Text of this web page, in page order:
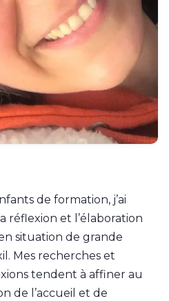
de formation, j’ai
réflexion et l’élaboration
situation de grande
Mes recherches et
tendent à affiner au
de l’accueil et de